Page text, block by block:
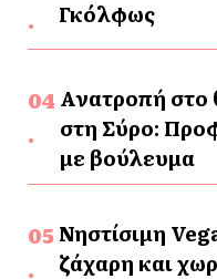
Γκόλφως
Ανατροπή στο
στη Σύρο:
με βούλευμα
Νηστίσιμη
ζάχαρη και